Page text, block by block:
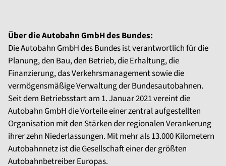
Über die Autobahn GmbH des Bundes:
Die Autobahn GmbH des Bundes ist verantwortlich für die
Planung, den Bau, den Betrieb, die Erhaltung, die
Finanzierung, das Verkehrsmanagement sowie die
vermögensmäßige Verwaltung der Bundesautobahnen.
Seit dem Betriebsstart am 1. Januar 2021 vereint die
Autobahn GmbH die Vorteile einer zentral aufgestellten
Organisation mit den Stärken der regionalen Verankerung
ihrer zehn Niederlassungen. Mit mehr als 13.000 Kilometern
Autobahnnetz ist die Gesellschaft einer der größten
Autobahnbetreiber Europas.